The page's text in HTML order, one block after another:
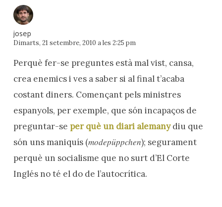
josep
Dimarts, 21 setembre, 2010 a les 2:25 pm
Perquè fer-se preguntes està mal vist, cansa,
crea enemics i ves a saber si al final t’acaba
costant diners. Començant pels ministres
espanyols, per exemple, que són incapaços de
preguntar-se per què un diari alemanydiu que
són uns maniquís (modepüppchen); segurament
perquè un socialisme que no surt d’El Corte
Inglés no té el do de l’autocrítica.